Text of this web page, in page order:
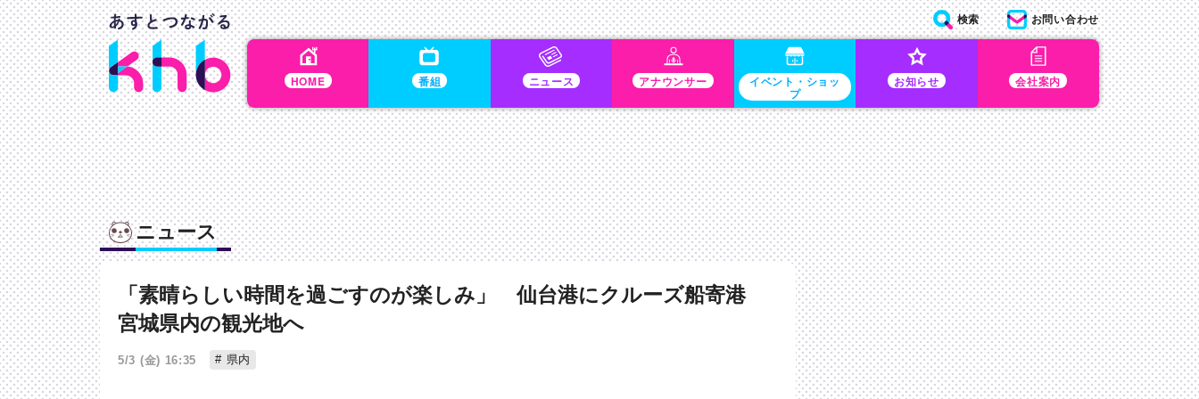
HOME 番組 ニュース アナウンサー イベント・ショッ
プ
お知らせ 会社案内
検索 お問い合わせ
ニュース
「素晴らしい時間を過ごすのが楽しみ」 仙台港にクルーズ船寄港
宮城県内の観光地へ
5/3 (金) 16:35 県内